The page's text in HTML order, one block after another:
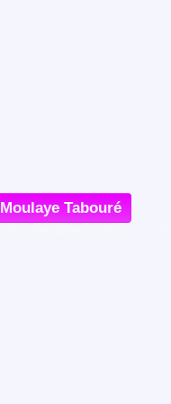
Moulaye Tabouré